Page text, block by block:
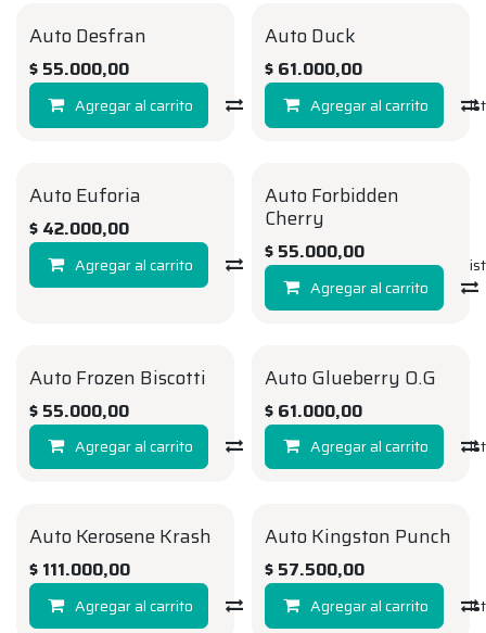
AUTO
Auto Desfran
$ 55.000,00
Agregar al carrito Compara Agregar a la
AUTO
Auto Duck
$ 61.000,00
Agregar al carrito
AUTO
Auto Euforia
$ 42.000,00
Agregar al carrito Compara Agregar a la
AUTO
Auto Forbidden
Cherry
$ 55.000,00
Agregar al carrito
AUTO
Auto Frozen Biscotti
$ 55.000,00
Agregar al carrito Compara Agregar a la
AUTO
Auto Glueberry O.G
$ 61.000,00
Agregar al carrito
AUTO
Auto Kerosene Krash
$ 111.000,00
Agregar al carrito Compara Agregar a la
AUTO
Auto Kingston Punch
$ 57.500,00
Agregar al carrito